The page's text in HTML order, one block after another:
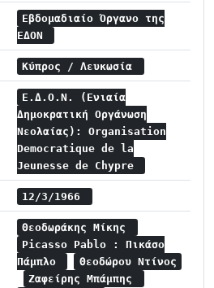
Εβδομαδιαίο Όργανο της
ΕΔΟΝ
Κύπρος / Λευκωσία
Ε.Δ.Ο.Ν. (Ενιαία
Δημοκρατική Οργάνωση
Νεολαίας): Organisation
Democratique de la
Jeunesse de Chypre
12/3/1966
Θεοδωράκης Μίκης
Picasso Pablo : Πικάσο
Πάμπλο
Θεοδώρου Ντίνος
Ζαφείρης Μπάμπης